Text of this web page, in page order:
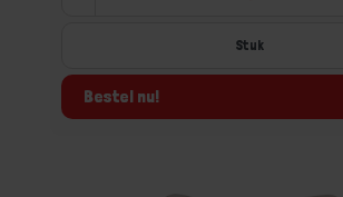
Stuk
Bestel nu!